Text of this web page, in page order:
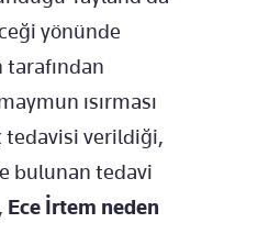
yönünde
tarafından
ısırması
tedavisi verildiği,
bulunan tedavi
Ece İrtem neden